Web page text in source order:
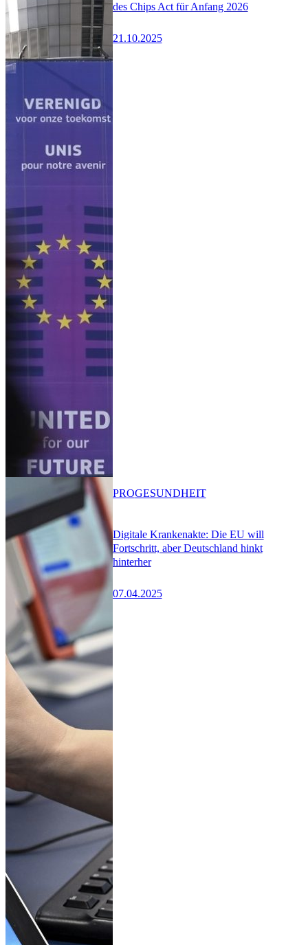
des Chips Act für Anfang 2026
21.10.2025
Digitale Krankenakte: Die EU will
Fortschritt, aber Deutschland hinkt
hinterher
07.04.2025
PROGESUNDHEIT